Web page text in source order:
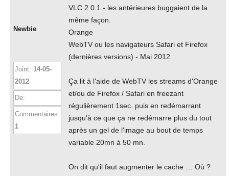
Newbie
Joint: 14-05-
2012
De:
Commentaires:
1
VLC 2.0.1 - les antérieures buggaient de la
même façon.
Orange
WebTV ou les navigateurs Safari et Firefox
(dernières versions) - Mai 2012
Ça lit à l'aide de WebTV les streams d'Orange
et/ou de Firefox / Safari en freezant
régulièrement 1sec. puis en redémarrant
jusqu'à ce que ça ne redémarre plus du tout
après un gel de l'image au bout de temps
variable 20mn à 50 mn.
On dit qu'il faut augmenter le cache … Où ?